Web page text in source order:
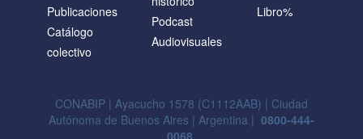
Publicaciones
Catálogo
colectivo
Podcast
Audiovisuales
Libro%
CONABIP | Ayacucho 1578 (C1112AAB) | Ciudad
Autónoma de Buenos Aires | Argentina | 0800-444-
0068